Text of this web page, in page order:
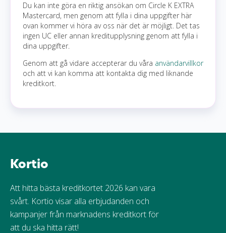
Du kan inte göra en riktig ansökan om Circle K EXTRA
Mastercard, men genom att fylla i dina uppgifter här
ovan kommer vi höra av oss när det är möjligt. Det tas
ingen UC eller annan kreditupplysning genom att fylla i
dina uppgifter.
Genom att gå vidare accepterar du våra användarvillkor
och att vi kan komma att kontakta dig med liknande
kreditkort.
Kortio
Att hitta bästa kreditkortet 2026 kan vara
svårt. Kortio visar alla erbjudanden och
kampanjer från marknadens kreditkort för
att du ska hitta rätt!